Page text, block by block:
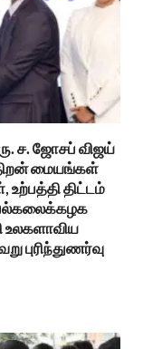
ச. ஜோசப் விஜய்
மையங்கள்
உற்பத்தி திட்டம்
பல்கலைக்கழக
உலகளாவிய
புரிந்துணர்வு